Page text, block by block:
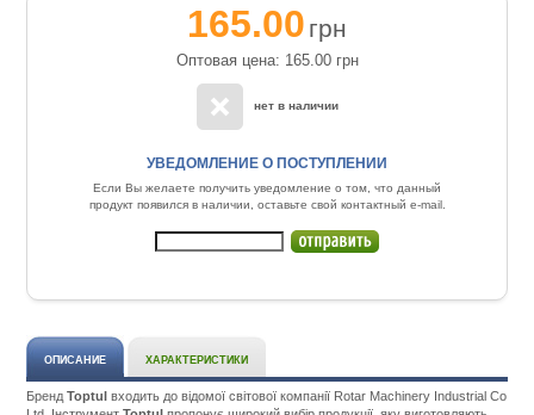
165.00 грн
Оптовая цена: 165.00 грн
нет в наличии
УВЕДОМЛЕНИЕ О ПОСТУПЛЕНИИ
Если Вы желаете получить уведомление о том, что данный
продукт появился в наличии, оставьте свой контактный e-mail.
ОПИСАНИЕ ХАРАКТЕРИСТИКИ
БрендToptul входить до відомої світової компанії Rotar Machinery Industrial Co